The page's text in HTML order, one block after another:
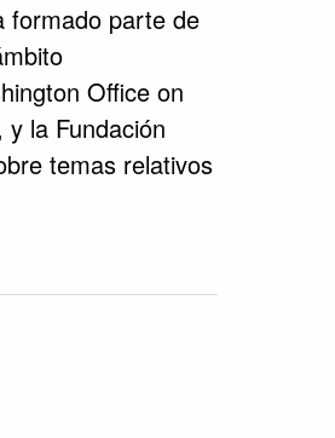
formado parte de
Office on
la Fundación
temas relativos